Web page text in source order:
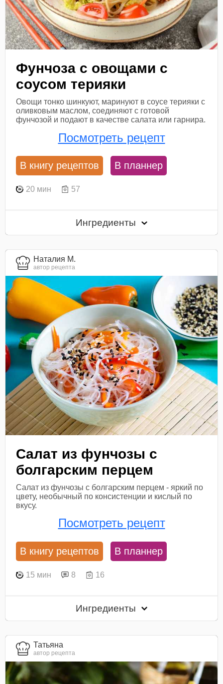
Фунчоза с овощами с
соусом терияки
Овощи тонко шинкуют, маринуют в соусе терияки с
оливковым маслом, соединяют с готовой
фунчозой и подают в качестве салата или гарнира.
Посмотреть рецепт
В книгу рецептов В планнер
20 мин 57
Ингредиенты
Наталия М.
автор рецепта
Салат из фунчозы с
болгарским перцем
Салат из фунчозы с болгарским перцем - яркий по
цвету, необычный по консистенции и кислый по
вкусу.
Посмотреть рецепт
В книгу рецептов В планнер
15 мин 8 16
Ингредиенты
Татьяна
автор рецепта